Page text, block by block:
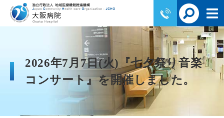
2026年7月7日(火)『七夕祭り音楽
コンサート』を開催しました。